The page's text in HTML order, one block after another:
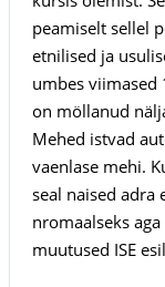
peamiselt sellel
etnilised ja
umbes viimased
on möllanud
Mehed istvad
vaenlase mehi.
seal naised adra
nromaalseks
muutused ISE